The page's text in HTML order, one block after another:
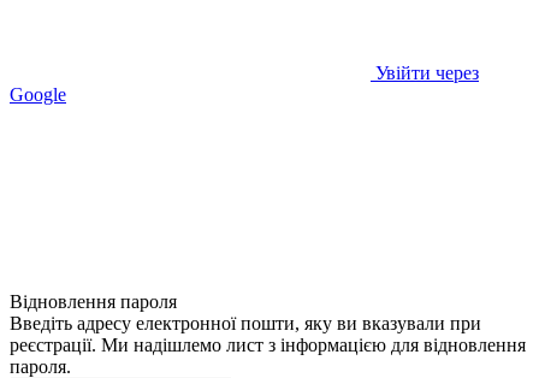
Увійти через
Google
Відновлення пароля
Введіть адресу електронної пошти, яку ви вказували при
реєстрації. Ми надішлемо лист з інформацією для відновлення
пароля.